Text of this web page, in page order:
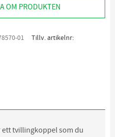
OM PRODUKTEN
01
Tillv. artikelnr
tvillingkoppel som du